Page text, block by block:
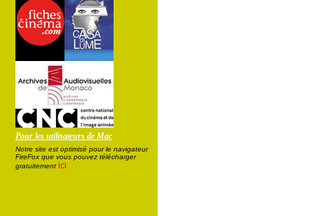
Pour les utilisateurs de Mac
Notre site est optimisé pour le navigateur
FireFox que vous pouvez télécharger
gratuitement ici